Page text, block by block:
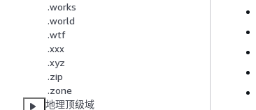
.works
.world
.wtf
.xxx
.xyz
.zip
.zone
地理顶级域